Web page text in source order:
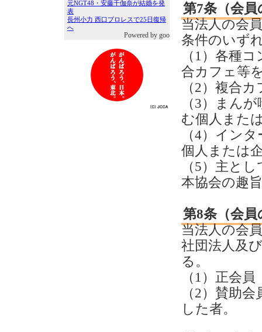
Powered by goo
第7条（会員
当法人の会
条件のいず
（1）各種
合カフェ等
（2）複合
（3）まん
む個人また
（4）イン
個人または
（5）主と
本協会の趣
第8条（会員
当法人の会
社団法人及
る。
（1）正会
（2）賛助
した者。